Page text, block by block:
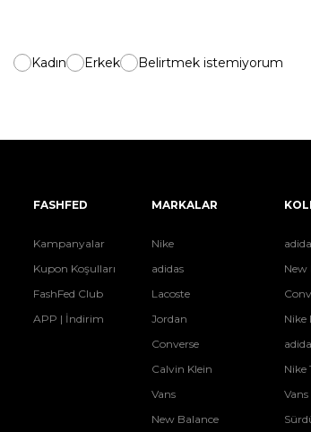
Kadın Erkek Belirtmek istemiyorum
FASHFED
Kampanyalar
Kupon Koşulları
FashFed Club
APP | İndirim
MARKALAR
Nike
adidas
Lacoste
Jordan
Converse
Calvin Klein
Vans
New Balance
New
Nike
Nike